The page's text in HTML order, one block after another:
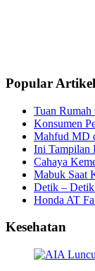
Popular Artikel
Tuan
Konsumen
Mahfud MD
Ini Tampilan
Cahaya
Mabuk Saat
Detik – Detik
Honda AT
Kesehatan